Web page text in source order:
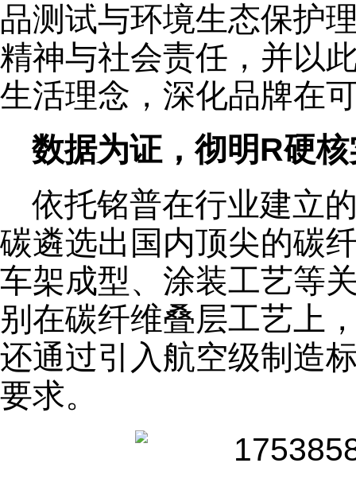
品测试与环境生态保护
精神与社会责任，并以
生活理念，深化品牌在
数据为证，彻明R硬
依托铭普在行业建立
碳遴选出国内顶尖的碳
车架成型、涂装工艺等
别在碳纤维叠层工艺上
还通过引入航空级制造
要求。